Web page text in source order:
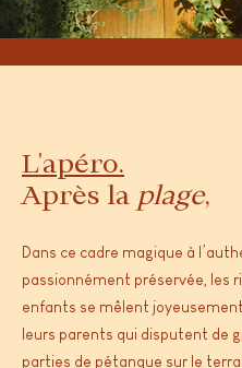
L'apéro.
Après la plage,
Dans ce cadre magique à
passionnément préservée, les
enfants se mêlent
leurs parents qui disputent de
parties de pétanque sur le